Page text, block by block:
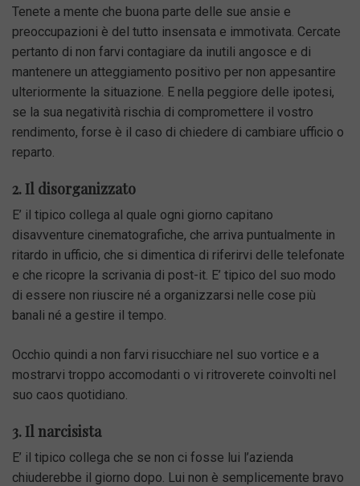
Tenete a mente che buona parte delle sue ansie e
preoccupazioni è del tutto insensata e immotivata. Cercate
pertanto di non farvi contagiare da inutili angosce e di
mantenere un atteggiamento positivo per non appesantire
ulteriormente la situazione. E nella peggiore delle ipotesi,
se la sua negatività rischia di compromettere il vostro
rendimento, forse è il caso di chiedere di cambiare ufficio o
reparto.
2. Il disorganizzato
E’ il tipico collega al quale ogni giorno capitano
disavventure cinematografiche, che arriva puntualmente in
ritardo in ufficio, che si dimentica di riferirvi delle telefonate
e che ricopre la scrivania di post-it. E’ tipico del suo modo
di essere non riuscire né a organizzarsi nelle cose più
banali né a gestire il tempo.
Occhio quindi a non farvi risucchiare nel suo vortice e a
mostrarvi troppo accomodanti o vi ritroverete coinvolti nel
suo caos quotidiano.
3. Il narcisista
E’ il tipico collega che se non ci fosse lui l’azienda
chiuderebbe il giorno dopo. Lui non è semplicemente bravo